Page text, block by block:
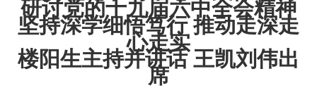
研讨党的十九届六中全会精神
坚持深学细悟笃行 推动走深走
心走实
楼阳生主持并讲话 王凯刘伟出
席